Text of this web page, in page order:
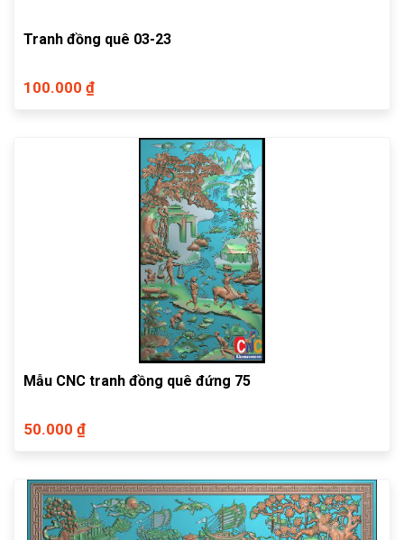
Tranh đồng quê 03-23
100.000 ₫
Mẫu CNC tranh đồng quê đứng 75
50.000 ₫